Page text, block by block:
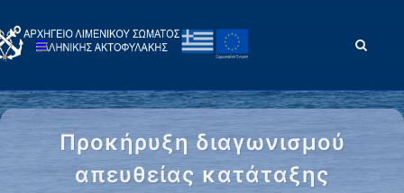
Προκήρυξη διαγωνισμού
απευθείας κατάταξης